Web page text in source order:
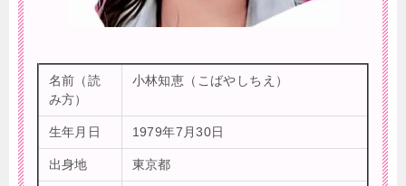
名前（読
み方）
小林知恵（こばやしちえ）
生年月日 1979年7月30日
出身地 東京都